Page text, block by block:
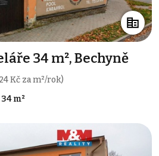
34 m², Bechyně
Kč za m²/rok)
34 m²